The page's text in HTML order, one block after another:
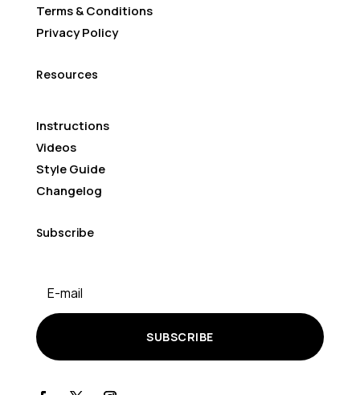
Terms & Conditions
Privacy Policy
Resources
Instructions
Videos
Style Guide
Changelog
Subscribe
SUBSCRIBE